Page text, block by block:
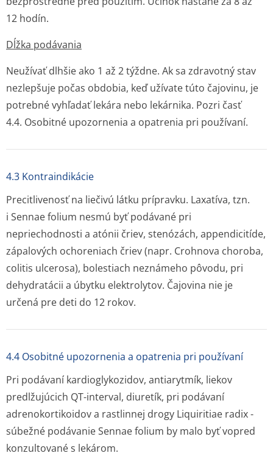
12 hodín.
Dĺžka podávania
Neužívať dlhšie ako 1 až 2 týždne. Ak sa zdravotný stav
nezlepšuje počas obdobia, keď užívate túto čajovinu, je
potrebné vyhľadať lekára nebo lekárnika. Pozri časť
4.4. Osobitné upozornenia a opatrenia pri používaní.
4.3 Kontraindikácie
Precitlivenosť na liečivú látku prípravku. Laxatíva, tzn.
i Sennae folium nesmú byť podávané pri
nepriechodnosti a atónii čriev, stenózách, appendicitíde,
zápalových ochoreniach čriev (napr. Crohnova choroba,
colitis ulcerosa), bolestiach neznámeho pôvodu, pri
dehydratácii a úbytku elektrolytov. Čajovina nie je
určená pre deti do 12 rokov.
4.4 Osobitné upozornenia a opatrenia pri používaní
Pri podávaní kardioglykozidov, antiarytmík, liekov
predlžujúcich QT-interval, diuretík, pri podávaní
adrenokortikoidov a rastlinnej drogy Liquiritiae radix -
súbežné podávanieSennae folium by malo byť vopred
konzultované s lekárom.